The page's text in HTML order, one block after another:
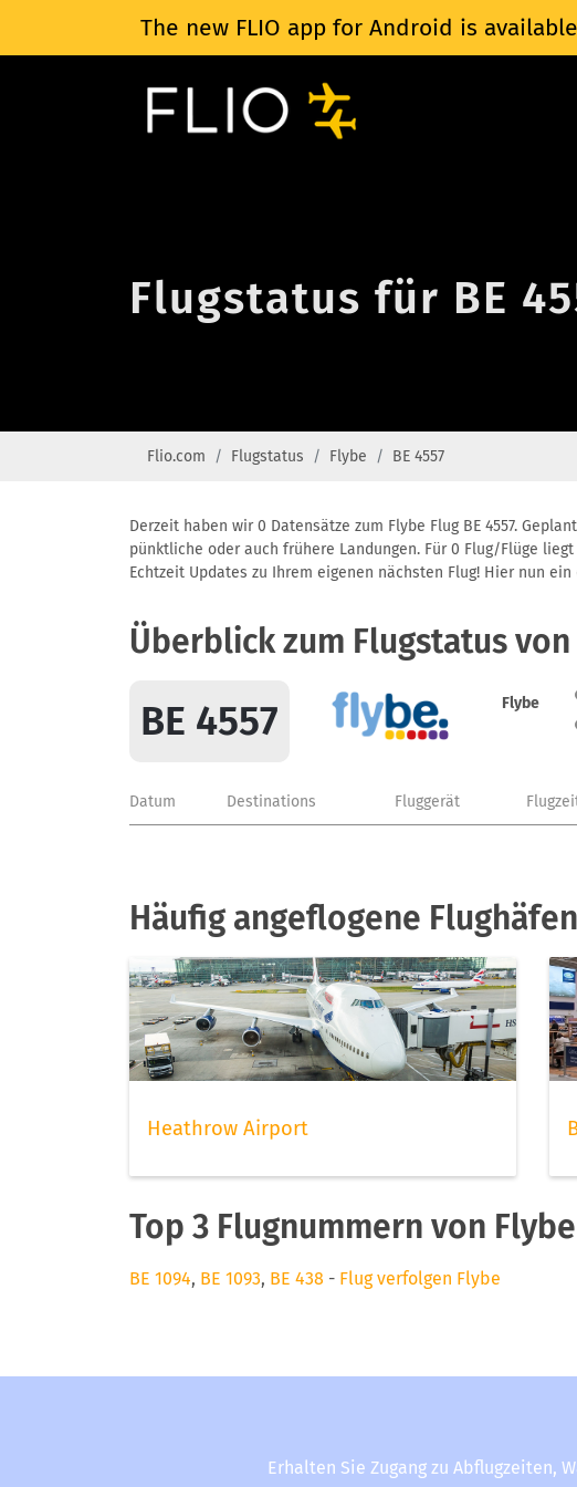
The new FLIO app for Android is
Flugstatus für BE
Flio.com Flugstatus Flybe BE 4557
Derzeit haben wir 0 Datensätze zum Flybe Flug BE 4557.
pünktliche oder auch frühere Landungen. Für 0 Flug/Flüge
Echtzeit Updates zu Ihrem eigenen nächsten Flug! Hier nun
Überblick zum Flugstatus von
BE 4557 Flybe
Datum Destinations Fluggerät
Häufig angeflogene
Heathrow Airport
Top 3 Flugnummern von Flybe
BE 1094, BE 1093, BE 438 - Flug verfolgen Flybe
Erhalten Sie Zugang zu Abflugzeiten,